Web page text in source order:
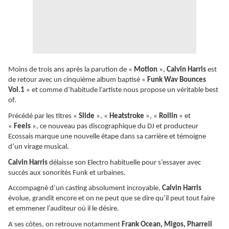
Moins de trois ans après la parution de « Motion », Calvin Harris est
de retour avec un cinquième album baptisé « Funk Wav Bounces
Vol.1 » et comme d’habitude l’artiste nous propose un véritable best
of.
Précédé par les titres « Slide », « Heatstroke », « Rollin » et
« Feels », ce nouveau pas discographique du DJ et producteur
Ecossais marque une nouvelle étape dans sa carrière et témoigne
d’un virage musical.
Calvin Harris délaisse son Electro habituelle pour s’essayer avec
succès aux sonorités Funk et urbaines.
Accompagné d’un casting absolument incroyable, Calvin Harris
évolue, grandit encore et on ne peut que se dire qu’il peut tout faire
et emmener l’auditeur où il le désire.
A ses côtes, on retrouve notamment Frank Ocean, Migos, Pharrell